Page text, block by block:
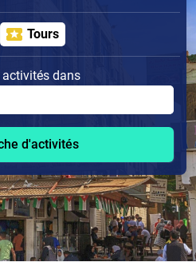
Tours
activités dans
d'activités